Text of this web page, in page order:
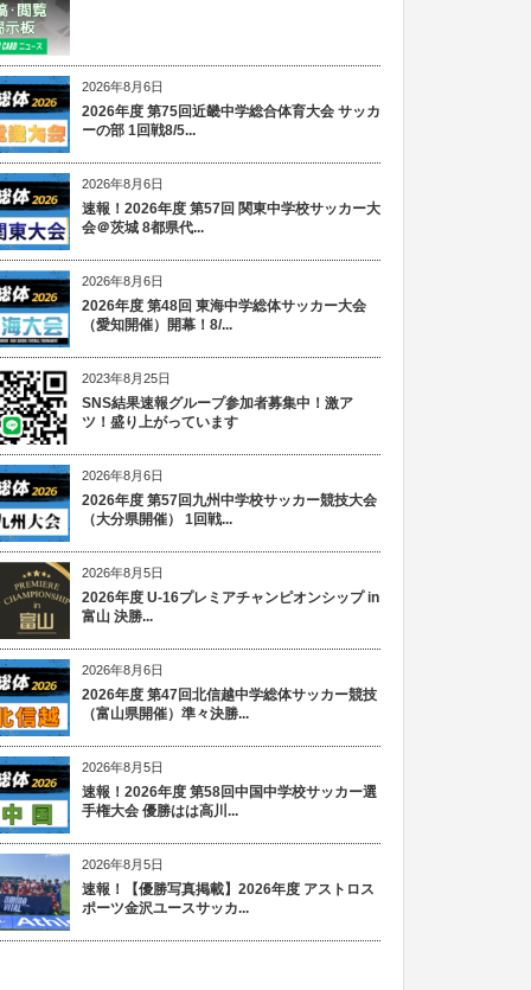
2026年8月6日
2026年度 第75回近畿中学総合体育大会 サッカ
ーの部 1回戦8/5...
2026年8月6日
速報！2026年度 第57回 関東中学校サッカー大
会＠茨城 8都県代...
2026年8月6日
2026年度 第48回 東海中学総体サッカー大会
（愛知開催）開幕！8/...
2023年8月25日
SNS結果速報グループ参加者募集中！激ア
ツ！盛り上がっています
2026年8月6日
2026年度 第57回九州中学校サッカー競技大会
（大分県開催） 1回戦...
2026年8月5日
2026年度 U-16プレミアチャンピオンシップ in
富山 決勝...
2026年8月6日
2026年度 第47回北信越中学総体サッカー競技
（富山県開催）準々決勝...
2026年8月5日
速報！2026年度 第58回中国中学校サッカー選
手権大会 優勝はは高川...
2026年8月5日
速報！【優勝写真掲載】2026年度 アストロス
ポーツ金沢ユースサッカ...